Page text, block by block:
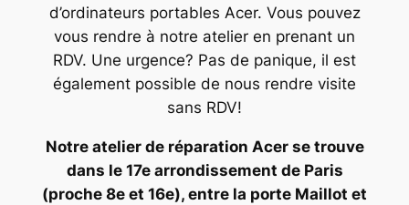
d’ordinateurs portables Acer. Vous pouvez
vous rendre à notre atelier en prenant un
RDV. Une urgence? Pas de panique, il est
également possible de nous rendre visite
sans RDV!
Notre atelier de réparation Acer se trouve
dans le 17e arrondissement de Paris
(proche 8e et 16e), entre la porte Maillot et